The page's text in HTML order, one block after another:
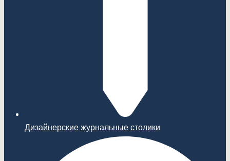
Дизайнерские журнальные столики